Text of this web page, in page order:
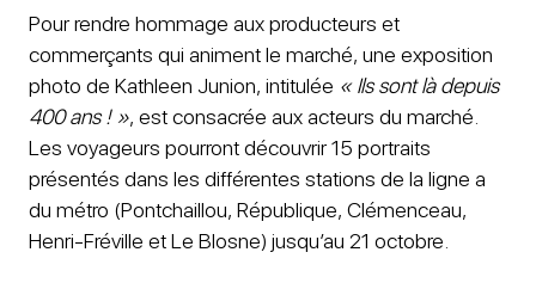
Pour rendre hommage aux producteurs et
commerçants qui animent le marché, une exposition
photo de Kathleen Junion, intitulée « Ils sont là depuis
400 ans ! », est consacrée aux acteurs du marché.
Les voyageurs pourront découvrir 15 portraits
présentés dans les différentes stations de la ligne a
du métro (Pontchaillou, République, Clémenceau,
Henri-Fréville et Le Blosne) jusqu’au 21 octobre.